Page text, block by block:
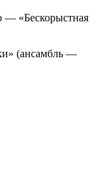
— «Бескорыстная
(ансамбль —